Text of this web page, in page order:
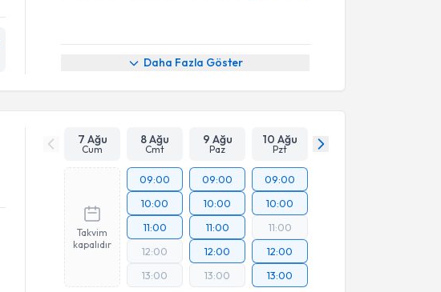
Daha Fazla Göster
7 Ağu
Cum
8 Ağu
Cmt
9 Ağu
Paz
10 Ağu
Pzt
Takvim
kapalıdır
09:00
10:00
11:00
12:00
13:00
09:00
10:00
11:00
12:00
13:00
09:00
10:00
11:00
12:00
13:00